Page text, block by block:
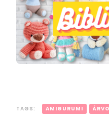
TAGS: AMIGURUMI